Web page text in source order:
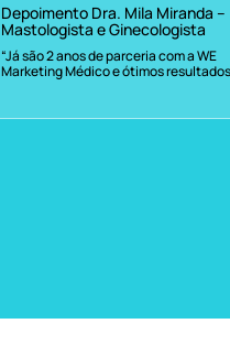
Depoimento Dra. Mila Miranda –
Mastologista e Ginecologista
“Já são 2 anos de parceria com a WE
Marketing Médico e ótimos